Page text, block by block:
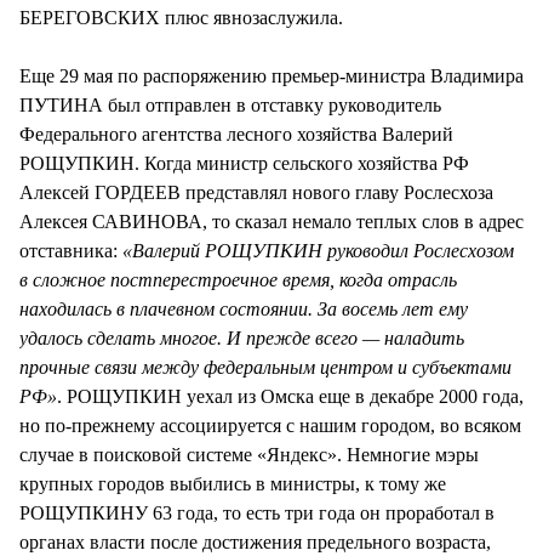
БЕРЕГОВСКИХ плюс явнозаслужила.
Еще 29 мая по распоряжению премьер-министра Владимира
ПУТИНА был отправлен в отставку руководитель
Федерального агентства лесного хозяйства Валерий
РОЩУПКИН. Когда министр сельского хозяйства РФ
Алексей ГОРДЕЕВ представлял нового главу Рослесхоза
Алексея САВИНОВА, то сказал немало теплых слов в адрес
отставника: «Валерий РОЩУПКИН руководил Рослесхозом
в сложное постперестроечное время, когда отрасль
находилась в плачевном состоянии. За восемь лет ему
удалось сделать многое. И прежде всего — наладить
прочные связи между федеральным центром и субъектами
РФ». РОЩУПКИН уехал из Омска еще в декабре 2000 года,
но по-прежнему ассоциируется с нашим городом, во всяком
случае в поисковой системе «Яндекс». Немногие мэры
крупных городов выбились в министры, к тому же
РОЩУПКИНУ 63 года, то есть три года он проработал в
органах власти после достижения предельного возраста,